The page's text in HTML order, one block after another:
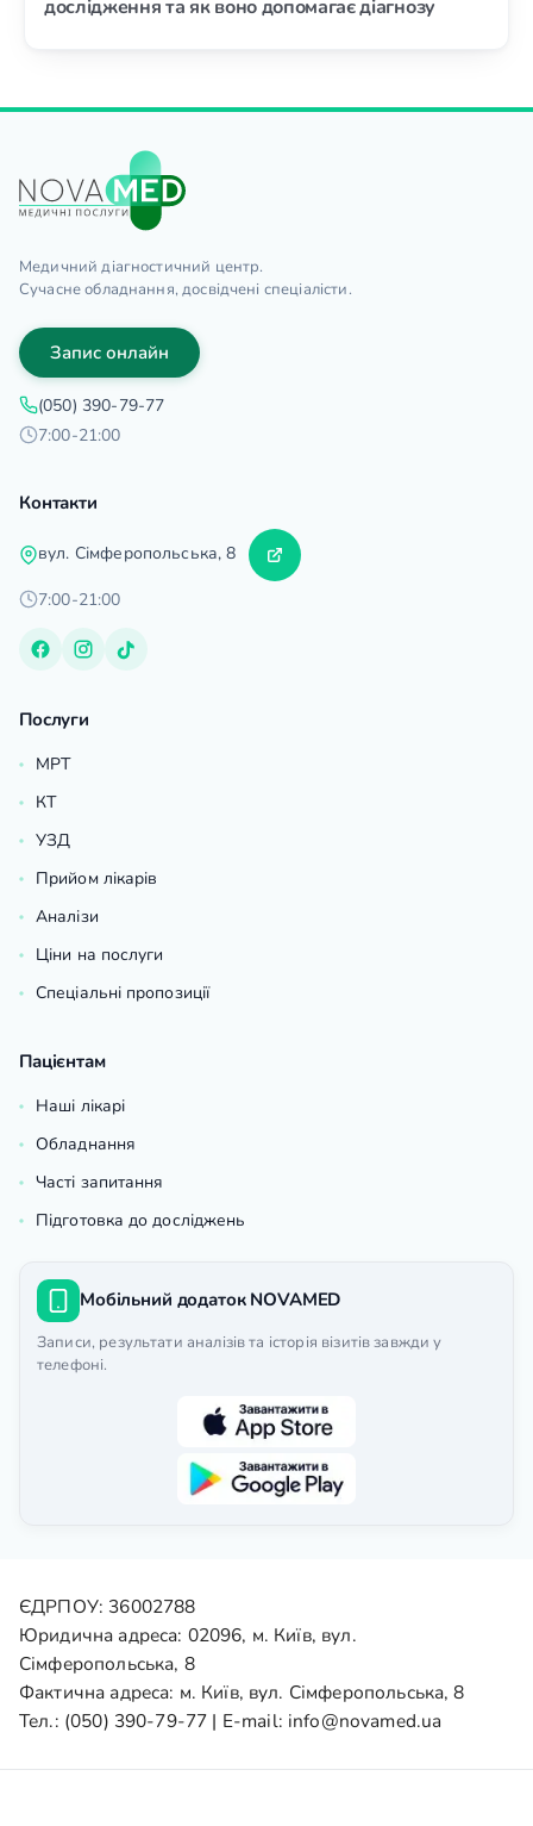
дослідження та як воно допомагає діагнозу
Медичний діагностичний центр.
Сучасне обладнання, досвідчені спеціалісти.
Запис онлайн
(050) 390-79-77
7:00-21:00
Контакти
вул. Сімферопольська, 8
7:00-21:00
Послуги
МРТ
КТ
УЗД
Прийом лікарів
Аналізи
Ціни на послуги
Спеціальні пропозиції
Пацієнтам
Наші лікарі
Обладнання
Часті запитання
Підготовка до досліджень
Мобільний додаток NOVAMED
Записи, результати аналізів та історія візитів завжди у
телефоні.
ЄДРПОУ: 36002788
Юридична адреса: 02096, м. Київ, вул.
Сімферопольська, 8
Фактична адреса: м. Київ, вул. Сімферопольська, 8
Тел.: (050) 390-79-77 | E-mail: info@novamed.ua